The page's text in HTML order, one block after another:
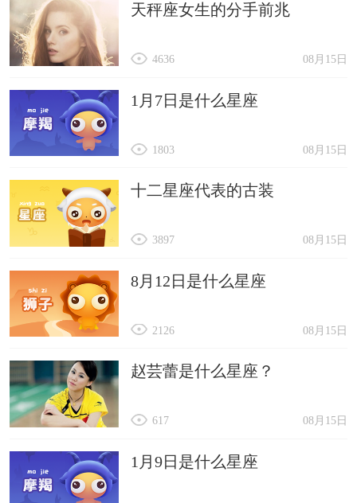
天秤座女生的分手前兆
08月15日
4636
1月7日是什么星座
08月15日
1803
十二星座代表的古装
08月15日
3897
8月12日是什么星座
08月15日
2126
赵芸蕾是什么星座？
08月15日
617
1月9日是什么星座